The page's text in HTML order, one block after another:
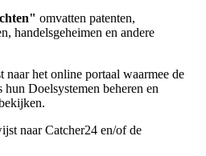
omvatten patenten,
handelsgeheimen en andere
naar het online portaal waarmee de
Doelsystemen beheren en
naar Catcher24 en/of de